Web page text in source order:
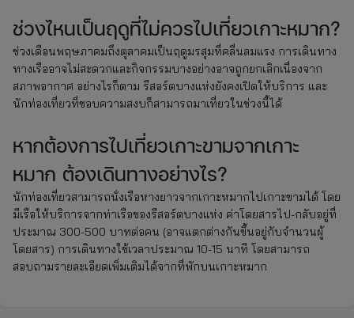
ช่วงไหนเป็นฤดูที่ไม่ควรไปเที่ยวเกาะหมาก?
ช่วงเดือนพฤษภาคมถึงตุลาคมเป็นฤดูมรสุมที่คลื่นลมแรง การเดินทาง
ทางเรืออาจไม่สะดวกและกิจกรรมบางอย่างอาจถูกยกเลิกเนื่องจาก
สภาพอากาศ อย่างไรก็ตาม รีสอร์ตบางแห่งยังคงเปิดให้บริการ และ
นักท่องเที่ยวที่ชอบความสงบก็สามารถมาเที่ยวในช่วงนี้ได้
หากต้องการไปเที่ยวเกาะขามจากเกาะ
หมาก ต้องเดินทางอย่างไร?
นักท่องเที่ยวสามารถนั่งเรือหางยาวจากเกาะหมากไปเกาะขามได้ โดย
มีเรือให้บริการจากท่าเรือของรีสอร์ตบางแห่ง ค่าโดยสารไป-กลับอยู่ที่
ประมาณ 300-500 บาทต่อคน (อาจแตกต่างกันขึ้นอยู่กับจำนวนผู้
โดยสาร) การเดินทางใช้เวลาประมาณ 10-15 นาที โดยสามารถ
สอบถามรายละเอียดเพิ่มเติมได้จากที่พักบนเกาะหมาก